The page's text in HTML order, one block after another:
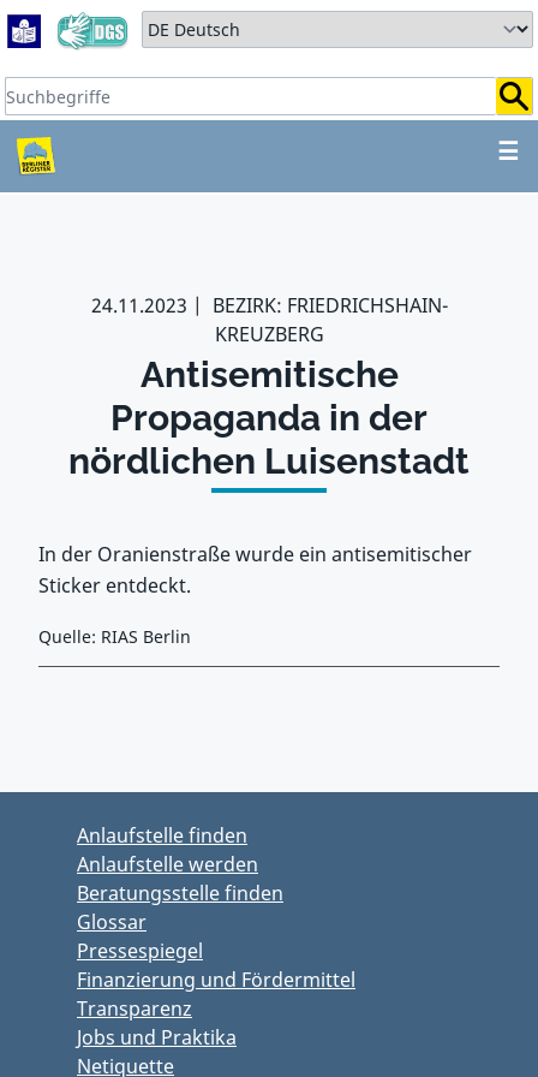
Zum Hauptbereich springen
Zum Hauptmenü springen
Sprache auswählen:
Suchbegriffe:
☰
ZUM HAUPTBEREICH
24.11.2023
BEZIRK: FRIEDRICHSHAIN-
KREUZBERG
Antisemitische
Propaganda in der
nördlichen Luisenstadt
In der Oranienstraße wurde ein antisemitischer
Sticker entdeckt.
Quelle: RIAS Berlin
Anlaufstelle finden
Anlaufstelle werden
Beratungsstelle finden
Glossar
Pressespiegel
Finanzierung und Fördermittel
Transparenz
Jobs und Praktika
Netiquette